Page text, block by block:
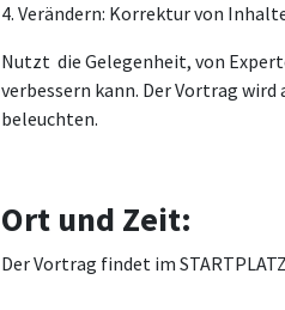
4. Verändern: Korrektur von
Nutzt die Gelegenheit, von
verbessern kann. Der Vortrag
beleuchten.
Ort und Zeit:
Der Vortrag findet im